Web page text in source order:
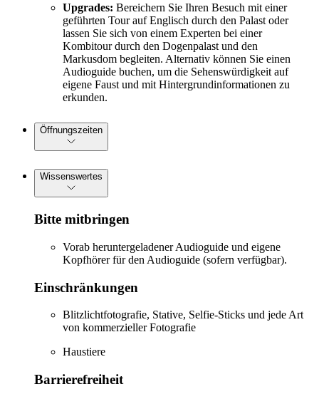
Upgrades: Bereichern Sie Ihren Besuch mit einer
geführten Tour auf Englisch durch den Palast oder
lassen Sie sich von einem Experten bei einer
Kombitour durch den Dogenpalast und den
Markusdom begleiten. Alternativ können Sie einen
Audioguide buchen, um die Sehenswürdigkeit auf
eigene Faust und mit Hintergrundinformationen zu
erkunden.
Öffnungszeiten
Wissenswertes
Bitte mitbringen
Vorab heruntergeladener Audioguide und eigene
Kopfhörer für den Audioguide (sofern verfügbar).
Einschränkungen
Blitzlichtfotografie, Stative, Selfie-Sticks und jede Art
von kommerzieller Fotografie
Haustiere
Barrierefreiheit